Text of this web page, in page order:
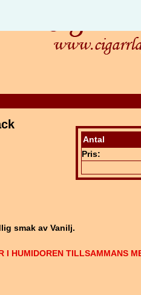
Antal
Pris:
smak av Vanilj.
HUMIDOREN TILLSAMMANS